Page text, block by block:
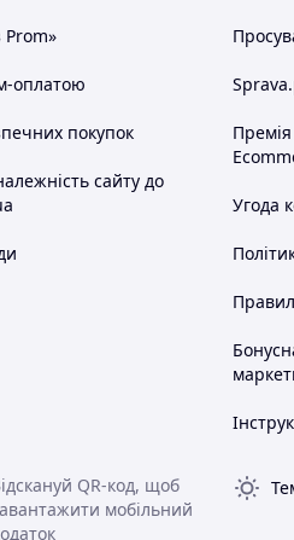
оплатою
покупок
сайту до
Угода
QR-код, щоб
мобільний